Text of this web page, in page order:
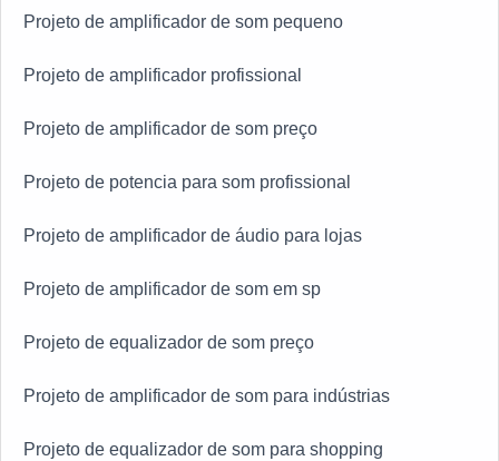
Projeto de amplificador de som pequeno
Projeto de amplificador profissional
Projeto de amplificador de som preço
Projeto de potencia para som profissional
Projeto de amplificador de áudio para lojas
Projeto de amplificador de som em sp
Projeto de equalizador de som preço
Projeto de amplificador de som para indústrias
Projeto de equalizador de som para shopping